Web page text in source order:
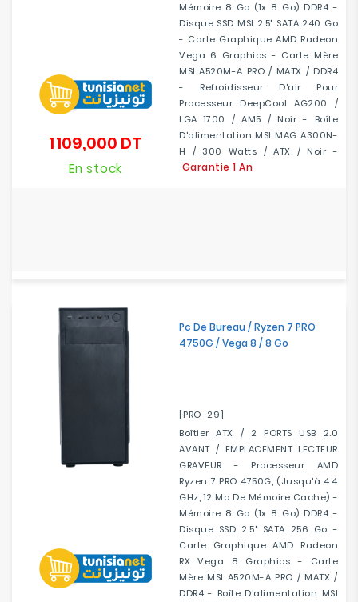
Mémoire 8 Go (1x 8 Go) DDR4 -
Disque SSD MSI 2.5" SATA 240 Go
- Carte Graphique AMD Radeon
Vega 6 Graphics - Carte Mère
MSI A520M-A PRO / MATX / DDR4
- Refroidisseur D'air Pour
Processeur DeepCool AG200 /
LGA 1700 / AM5 / Noir - Boîte
D'alimentation MSI MAG A300N-
H / 300 Watts / ATX / Noir -
Garantie 1 An
1 109,000 DT
En stock
Pc De Bureau / Ryzen 7 PRO
4750G / Vega 8 / 8 Go
[PRO-29]
Boîtier ATX / 2 PORTS USB 2.0
AVANT / EMPLACEMENT LECTEUR
GRAVEUR - Processeur AMD
Ryzen 7 PRO 4750G, (jusqu'à 4.4
GHz, 12 Mo De Mémoire Cache) -
Mémoire 8 Go (1x 8 Go) DDR4 -
Disque SSD 2.5" SATA 256 Go -
Carte Graphique AMD Radeon
RX Vega 8 Graphics - Carte
Mère MSI A520M-A PRO / MATX /
DDR4 - Boîte D'alimentation MSI